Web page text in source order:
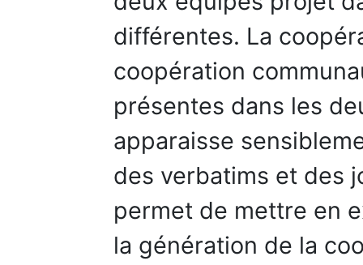
différentes. La
coopération
présentes dans les
apparaisse
des verbatims et des
permet de mettre en
la génération de la